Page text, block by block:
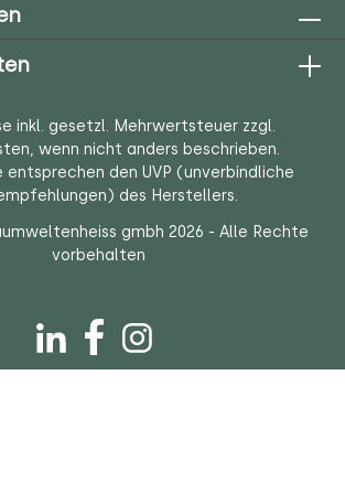
inkl. gesetzl. Mehrwertsteuer zzgl.
, wenn nicht anders beschrieben.
entsprechen den UVP (unverbindliche
des Herstellers.
gmbh 2026 - Alle Rechte
vorbehalten